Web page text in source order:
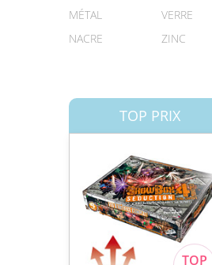
MÉTAL
NACRE
VERRE
ZINC
TOP PRIX